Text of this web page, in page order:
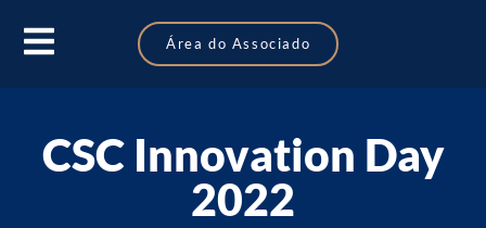
Área do Associado
CSC Innovation Day
2022